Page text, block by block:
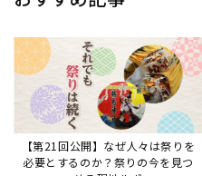
「できた！」があふれる！『生徒
指導の教科書』